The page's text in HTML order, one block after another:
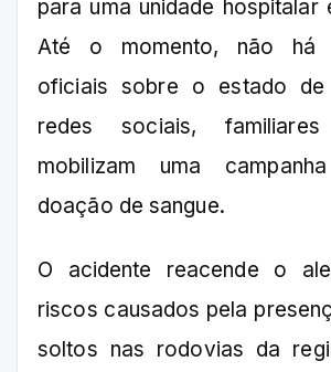
para uma unidade hospitalar
Até o momento, não há
oficiais sobre o estado de
redes sociais,
mobilizam uma
doação de sangue.
O acidente reacende o
riscos causados pela
soltos nas rodovias da